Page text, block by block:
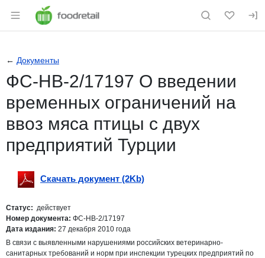
Раздел навигации по сайту
← Документы
ФС-НВ-2/17197 О введении
временных ограничений на
ввоз мяса птицы с двух
предприятий Турции
Скачать документ (2Kb)
Статус: действует
Номер документа: ФС-НВ-2/17197
Дата издания: 27 декабря 2010 года
В связи с выявленными нарушениями российских ветеринарно-
санитарных требований и норм при инспекции турецких предприятий по